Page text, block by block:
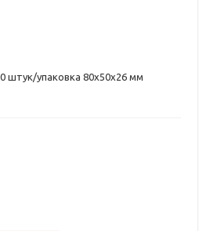
штук/упаковка 80х50х26 мм